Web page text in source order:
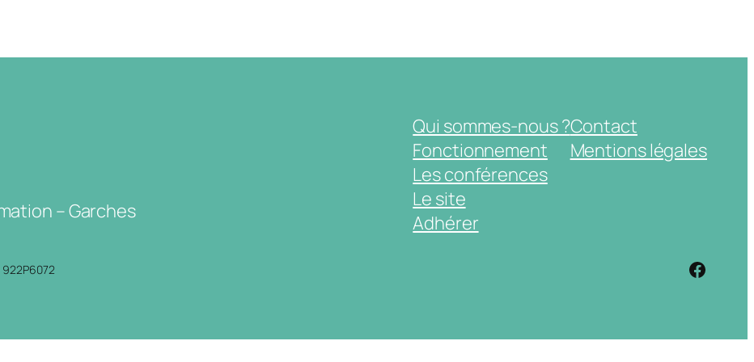
– Garches
Qui sommes-nous ?
Fonctionnement
Les conférences
Le site
Adhérer
Contact
Mentions légales
922P6072